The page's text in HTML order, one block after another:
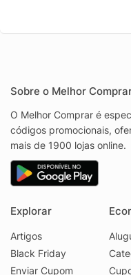
Sobre o Melhor
O Melhor Comprar é
códigos promocionais,
mais de 1900 lojas online.
Explorar
Artigos
Black Friday
Enviar Cupom